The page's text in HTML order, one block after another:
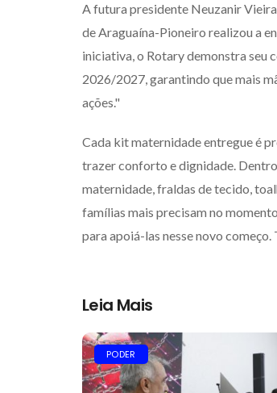
A futura presidente Neuzanir
de Araguaína-Pioneiro realizou a
iniciativa, o Rotary demonstra seu
2026/2027, garantindo que mais
ações."
Cada kit maternidade entregue é
trazer conforto e dignidade. Dentro
maternidade, fraldas de tecido,
famílias mais precisam no
para apoiá-las nesse novo
Leia Mais
PODER